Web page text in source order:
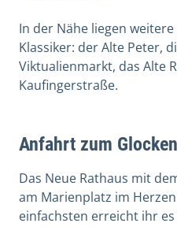
In der Nähe liegen
Klassiker: der Alte Peter,
Viktualienmarkt, das Alte
Kaufingerstraße.
Anfahrt zum
Das Neue Rathaus mit
am Marienplatz im
einfachsten erreicht ihr